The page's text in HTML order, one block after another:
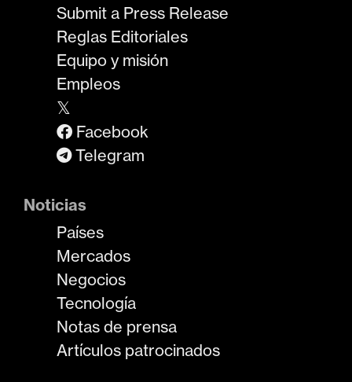
Submit a Press Release
Reglas Editoriales
Equipo y misión
Empleos
𝕏
Facebook
Telegram
Noticias
Países
Mercados
Negocios
Tecnología
Notas de prensa
Artículos patrocinados